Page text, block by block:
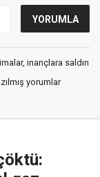
inançlara saldırı
yorumlar